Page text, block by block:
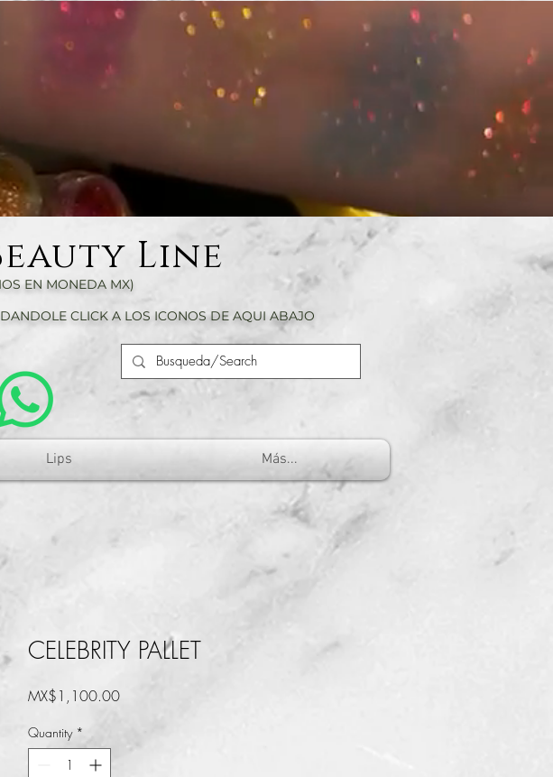
Line
EN MONEDA MX)
CLICK A LOS ICONOS DE AQUI ABAJO
Lips Más...
CELEBRITY PALLET
MX$1,100.00Price
Quantity *